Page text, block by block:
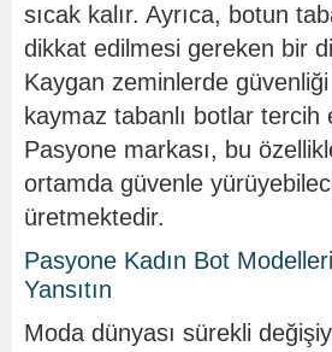
sıcak kalır. Ayrıca, botun
dikkat edilmesi gereken bir
Kaygan zeminlerde
kaymaz tabanlı botlar tercih
Pasyone markası, bu
ortamda güvenle
üretmektedir.
Pasyone Kadın Bot Modelleri
Yansıtın
Moda dünyası sürekli